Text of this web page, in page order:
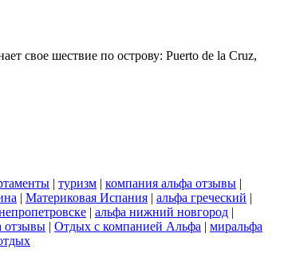
свое шествие по острову: Puerto de la Cruz,
| туризм | компания альфа отзывы |
| Материковая Испания | альфа греческий |
| альфа нижний новгород |
отзывы | Отдых с компанией Альфа | миральфа